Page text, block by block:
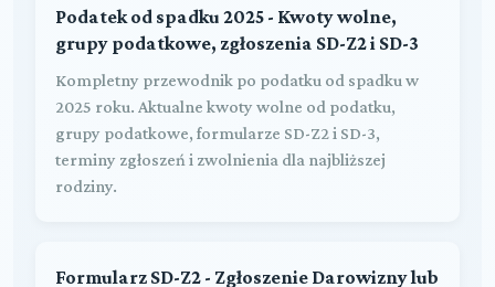
Podatek od spadku 2025 - Kwoty wolne,
grupy podatkowe, zgłoszenia SD-Z2 i SD-3
Kompletny przewodnik po podatku od spadku w
2025 roku. Aktualne kwoty wolne od podatku,
grupy podatkowe, formularze SD-Z2 i SD-3,
terminy zgłoszeń i zwolnienia dla najbliższej
rodziny.
Formularz SD-Z2 - Zgłoszenie Darowizny lub